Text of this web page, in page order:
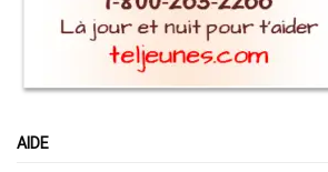
AIDE